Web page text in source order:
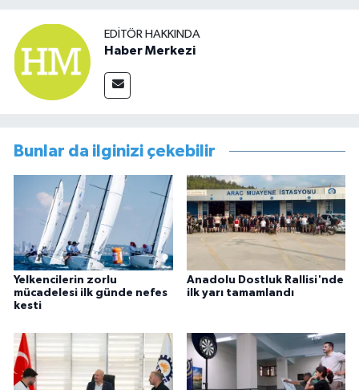
EDITÖR HAKKINDA
Haber Merkezi
Bunlar da ilginizi çekebilir
Yelkencilerin zorlu
mücadelesi ilk günde nefes
kesti
Anadolu Dostluk Rallisi'nde
ilk yarı tamamlandı